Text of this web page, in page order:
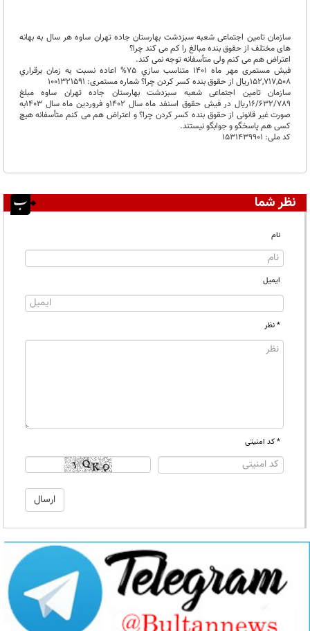
سازمان تامین اجتماعی شعبه سبزدشت بهارستان جاده تهران ساوه هر سال به بهانه
های مختلف از حقوق بنده مبالغ را کم می کند چرا؟
اعتراض هم می کنم ولی متأسفانه توجه نمی کند.
فیش مستمری مهر ماه 1401 متناسب ‌سازي 75% اعاده نسبت به زمان برقراري
152,717,508ریال از حقوق بنده کسر کردن چرا؟ شماره مستمری: 1001321591
سازمان تامین اجتماعی شعبه سبزدشت بهارستان جاده تهران ساوه مبلغ
16/632/789ریال در فیش حقوق اسنفد ماه سال 1402و فروردین ماه سال 1403به
صورت غیر قانونی از حقوق بنده کسر کردن چرا؟ و اعتراض هم می کنم متأسفانه هیچ
کسی هم پاسخگو و جوابگو نیستند.
کد ملی: 1531439901
نظر شما
نام
ایمیل
* نظر
* کد امنیتی